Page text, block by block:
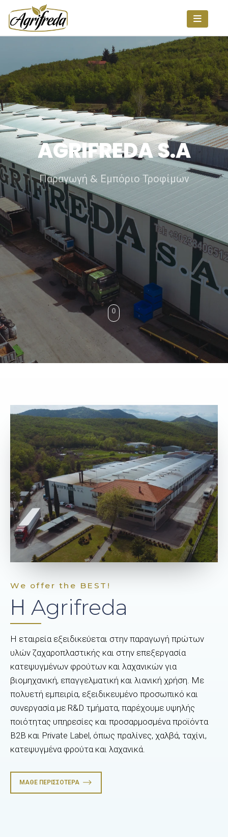
AGRIFREDA S.A
Παραγωγή & Εμπόριο Τροφίμων
We offer the BEST!
Η Agrifreda
Η εταιρεία εξειδικεύεται στην παραγωγή πρώτων
υλών ζαχαροπλαστικής και στην επεξεργασία
κατεψυγμένων φρούτων και λαχανικών για
βιομηχανική, επαγγελματική και λιανική χρήση. Με
πολυετή εμπειρία, εξειδικευμένο προσωπικό και
συνεργασία με R&D τμήματα, παρέχουμε υψηλής
ποιότητας υπηρεσίες και προσαρμοσμένα προϊόντα
B2B και Private Label, όπως πραλίνες, χαλβά, ταχίνι,
κατεψυγμένα φρούτα και λαχανικά.
ΜΆΘΕ ΠΕΡΙΣΣΌΤΕΡΑ